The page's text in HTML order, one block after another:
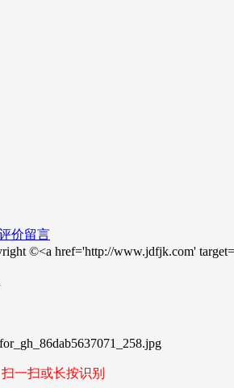
价留言
©<a href='http://www.jdfjk.com'
扫一扫或长按识别